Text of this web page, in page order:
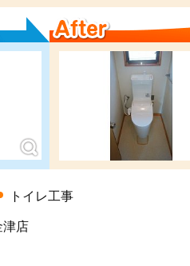
トイレ工事
津店